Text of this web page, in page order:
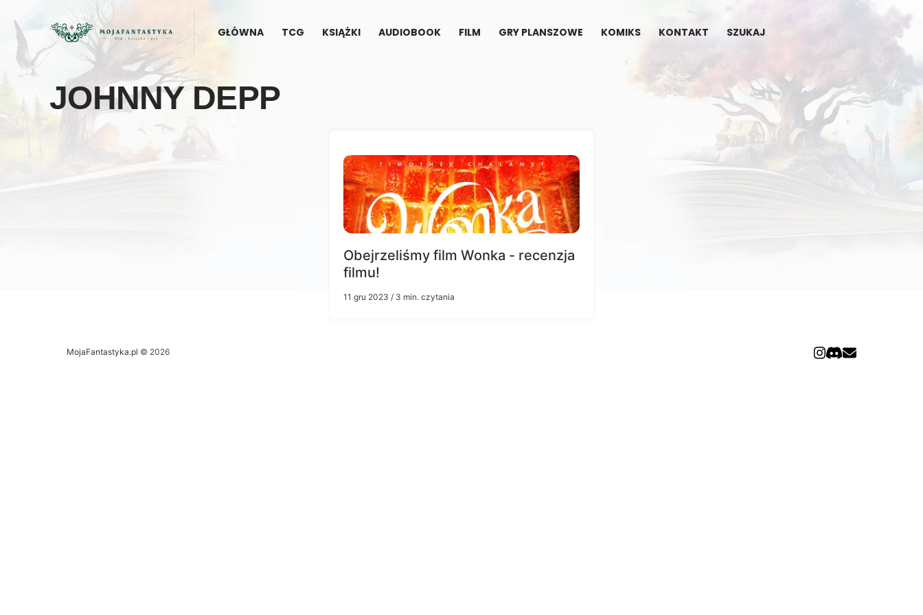
GŁÓWNA TCG KSIĄŻKI AUDIOBOOK FILM GRY PLANSZOWE KOMIKS KONTAKT SZUKAJ
JOHNNY DEPP
Obejrzeliśmy film Wonka - recenzja
filmu!
11 gru 2023 / 3 min. czytania
MojaFantastyka.pl © 2026